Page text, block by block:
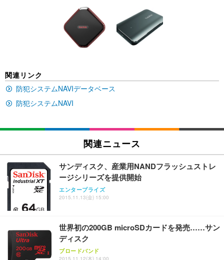
[EdoErgo] オフィスチェア 椅子 テレワーク 疲れな
い 跳ね上げ式アームレスト コンパクト 約105度ロッ
キング pc 事務椅子 360度回転 座面昇降 強化ナイロ
ン樹脂ベース 通気性メッシュ 在宅ワーク H-WY01
(黒網+黒枠+黒足)
￥5,699
ュチェア 人間工学 疲れない ブラック
￥27,999
Sezlife オフィスチェア デスクチェア 疲れない テレ
能 人間工学 椅子 腰サポート 90度跳ね上げ式アーム
レスト 3Dヘッドレスト ハンガー付き 高反発クッシ
ョン PCチェア 通気性メッシュ ゲーミング/勉強/事
務用 おしゃれ パソコンチェア (ブラック)
Sezlife オフィスチェア デスクチェア 疲れない テレ
ワーク チェア 強化バックレスト 30度ロッキング機
能 人間工学 椅子 腰サポート 90度跳ね上げ式アーム
ョン PCチェア 通気性メッシュ ゲーミング/勉強/事
務用 おしゃれ パソコンチェア (ホワイト)
ANDWINT オフィスチェア デスクチェア 肘なし メ
ッシュ 通気性 ランバーサポート付き 腰サポート ガ
EIZO ビジネス向けプレミアムモニター | FlexScan
EV3240X-WT | 31.5型4K UHD・USB Type-C・ホワ
イト
￥105,595
イト
￥109,572
【純正品】27"ゲーミングモニター DualSense 充電
フック付き（CFI-ZDM1J）
￥49,979
【整備済み品】Dell E2724HS 27インチ 液晶モニタ
ー フルHD（1920×1080）VA 非光沢 HDMI/DisplayP
ort/VGA スピーカー内蔵 高さ調整 スイベル VESA対
【MiniLED/24.5inch/280Hz/FHD】GRAPHT THE S
HOOTER Gaming Monitor 24” Essential ゲーミン
Amazonベーシック ペットシーツ 薄型 レギュラー 1
回使い捨て 無香料 ホワイト 300枚
￥3,373
x2袋(84枚) ホワイト(吸収面:ライトブルー)
￥3,234
ネオ・ルーライフ ネオ・オムツ L 中型犬用 26枚入
￥1,800
Smart Basic(スマートベーシック) 【Amazon.co.jp
限定】 Smart Basic アイリスオーヤマ ペットシーツ
超厚型 お徳用 ワイド 100枚入 (x 1) (ケース販売)
アイリスオーヤマ ペットシーツ 超厚型 お徳用 レギ
ュラー 200枚入【Amazon.co.jp限定】
関連リンク
防犯システムNAVIデータベース
防犯システムNAVI
関連ニュース
サンディスク、産業用NANDフラッシュストレ
ージシリーズを提供開始
エンタープライズ
2015.11.13(金) 15:00
世界初の200GB microSDカードを発売……サン
ディスク
ブロードバンド
2015.11.12(木) 14:00